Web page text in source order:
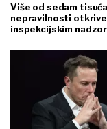
Više od sedam tisuća
nepravilnosti
inspekcijskim